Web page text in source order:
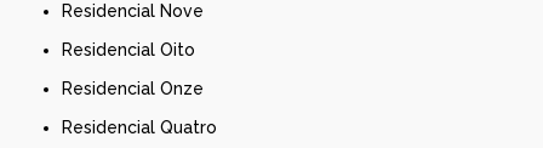
Residencial Nove
Residencial Oito
Residencial Onze
Residencial Quatro